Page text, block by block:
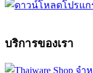
บริการของเรา